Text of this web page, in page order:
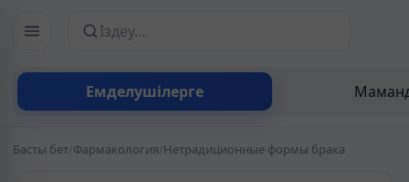
Емделушілерге
Сайттан іздеу
Басты бет/Фармакология/Нетрадиционные формы брака